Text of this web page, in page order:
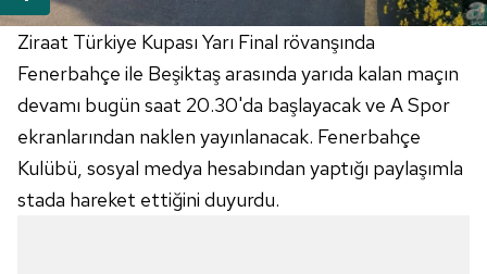
Ziraat Türkiye Kupası Yarı Final rövanşında
Fenerbahçe ile Beşiktaş arasında yarıda kalan maçın
devamı bugün saat 20.30'da başlayacak ve A Spor
ekranlarından naklen yayınlanacak. Fenerbahçe
Kulübü, sosyal medya hesabından yaptığı paylaşımla
stada hareket ettiğini duyurdu.